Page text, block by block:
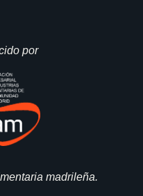
por
madrileña.